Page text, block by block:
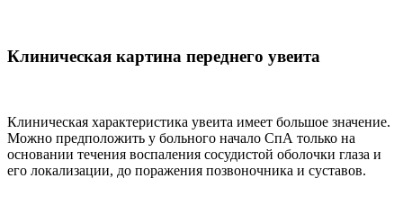
Клиническая картина переднего увеита
Клиническая характеристика увеита имеет большое значение.
Можно предположить у больного начало СпА только на
основании течения воспаления сосудистой оболочки глаза и
его локализации, до поражения позвоночника и суставов.